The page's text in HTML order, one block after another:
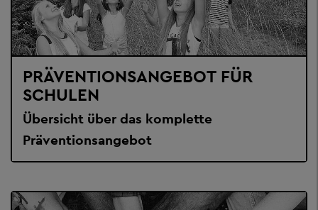
PRÄVENTIONSANGEBOT FÜR
SCHULEN
Übersicht über das komplette
Präventionsangebot